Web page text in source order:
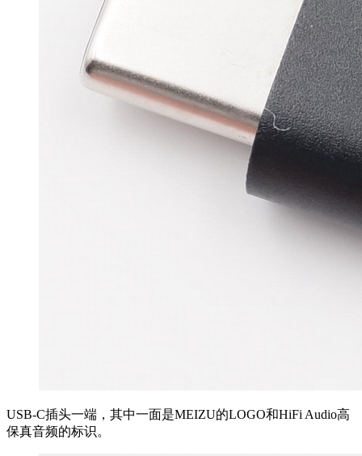
USB-C插头一端，其中一面是MEIZU的LOGO和HiFi Audio高
保真音频的标识。